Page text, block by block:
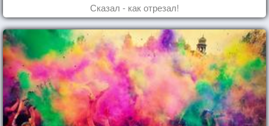
Сказал - как отрезал!